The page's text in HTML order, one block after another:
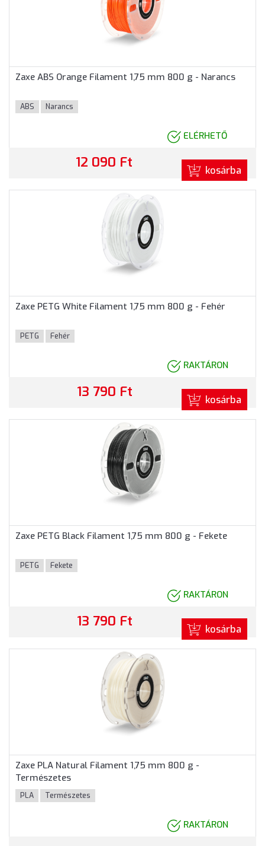
Zaxe ABS Orange Filament 1,75 mm 800 g - Narancs
ABS Narancs
ELÉRHETŐ
12 090 Ft kosárba
Zaxe PETG White Filament 1,75 mm 800 g - Fehér
PETG Fehér
RAKTÁRON
13 790 Ft kosárba
Zaxe PETG Black Filament 1,75 mm 800 g - Fekete
PETG Fekete
RAKTÁRON
13 790 Ft kosárba
Zaxe PLA Natural Filament 1,75 mm 800 g -
Természetes
PLA Természetes
RAKTÁRON